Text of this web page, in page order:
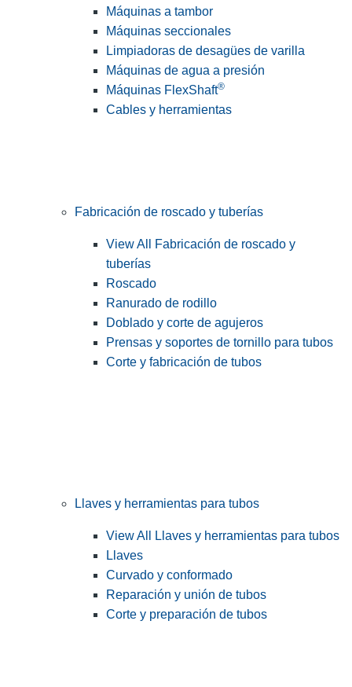
Máquinas a tambor
Máquinas seccionales
Limpiadoras de desagües de varilla
Máquinas de agua a presión
Máquinas FlexShaft®
Cables y herramientas
Fabricación de roscado y tuberías
View All Fabricación de roscado y
tuberías
Roscado
Ranurado de rodillo
Doblado y corte de agujeros
Prensas y soportes de tornillo para tubos
Corte y fabricación de tubos
Llaves y herramientas para tubos
View All Llaves y herramientas para tubos
Llaves
Curvado y conformado
Reparación y unión de tubos
Corte y preparación de tubos